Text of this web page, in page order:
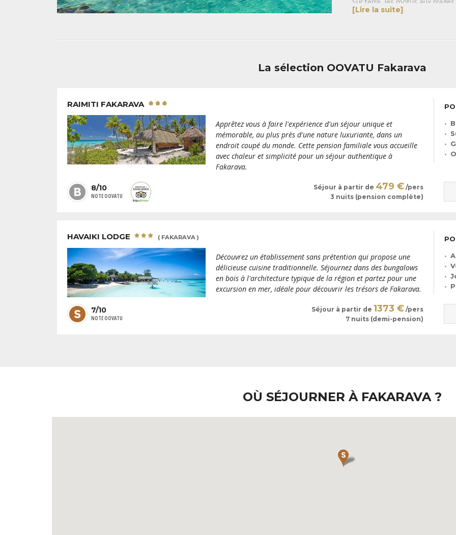
farniente au bord d’une eau
halte dans l’une des fermes
remarquable, témoignant de
,
datant de 1874, entièrement
récif, vous découvrirez
desMokorea, un tunnel
légende, les
étaient
lumière et du feu. Ils se
votreséjour à Fakarava
[Lire la suite]
La sélection OOVATU Fakarava
RAIMITI FAKARAVA
Apprêtez vous à faire l'expérience d'un séjour unique et
mémorable, au plus près d'une nature luxuriante, dans un
endroit coupé du monde. Cette pension familiale vous accueille
avec chaleur et simplicité pour un séjour authentique à
Fakarava.
8/10
NOTE OOVATU
Séjour à partir de 479 €/pers
3 nuits (pension complète)
HAVAIKI LODGE ( FAKARAVA )
Découvrez un établissement sans prétention qui propose une
délicieuse cuisine traditionnelle. Séjournez dans des bungalows
en bois à l'architecture typique de la région et partez pour une
excursion en mer, idéale pour découvrir les trésors de Fakarava.
7/10
NOTE OOVATU
Séjour à partir de 1373 €/pers
7 nuits (demi-pension)
OÙ SÉJOURNER À FAKARAVA ?